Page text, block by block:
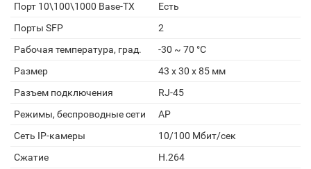
Порт 10\100\1000 Base-TX
Есть
Порты SFP
2
Рабочая температура, град.
-30 ~ 70 °C
Размер
43 x 30 x 85 мм
Разъем подключения
RJ-45
Режимы, беспроводные сети
AP
Сеть IP-камеры
10/100 Мбит/сек
Сжатие
H.264